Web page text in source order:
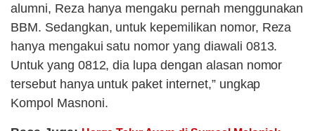
alumni, Reza hanya mengaku pernah menggunakan
BBM. Sedangkan, untuk kepemilikan nomor, Reza
hanya mengakui satu nomor yang diawali 0813.
Untuk yang 0812, dia lupa dengan alasan nomor
tersebut hanya untuk paket internet,” ungkap
Kompol Masnoni.